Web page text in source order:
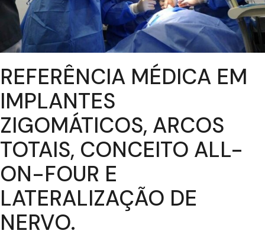
REFERÊNCIA MÉDICA EM
IMPLANTES
ZIGOMÁTICOS, ARCOS
TOTAIS, CONCEITO ALL-
ON-FOUR E
LATERALIZAÇÃO DE
NERVO.